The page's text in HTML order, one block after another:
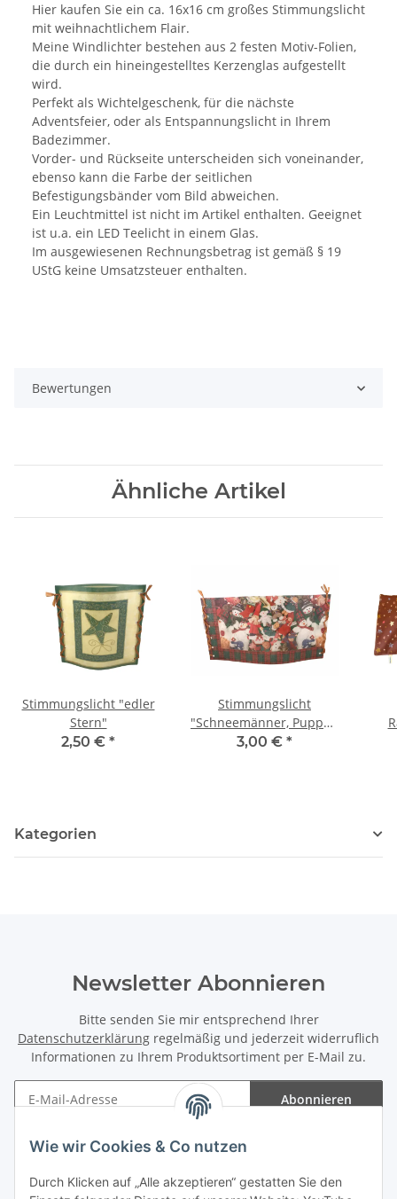
Wie wir Cookies & Co nutzen
Durch Klicken auf „Alle akzeptieren“ gestatten Sie den
Hier kaufen Sie ein ca. 16x16 cm großes Stimmungslicht
mit weihnachtlichem Flair.
Meine Windlichter bestehen aus 2 festen Motiv-Folien,
die durch ein hineingestelltes Kerzenglas aufgestellt
wird.
Perfekt als Wichtelgeschenk, für die nächste
Adventsfeier, oder als Entspannungslicht in Ihrem
Badezimmer.
Vorder- und Rückseite unterscheiden sich voneinander,
ebenso kann die Farbe der seitlichen
Befestigungsbänder vom Bild abweichen.
Ein Leuchtmittel ist nicht im Artikel enthalten. Geeignet
ist u.a. ein LED Teelicht in einem Glas.
Im ausgewiesenen Rechnungsbetrag ist gemäß § 19
UStG keine Umsatzsteuer enthalten.
Bewertungen
Ähnliche Artikel
Stimmungslicht "edler
Stern"
2,50 € *
Stimmungslicht
"Schneemänner, Puppen
und Freunde"
3,00 € *
Kategorien
Newsletter Abonnieren
Bitte senden Sie mir entsprechend Ihrer
Datenschutzerklärung regelmäßig und jederzeit widerruflich
Informationen zu Ihrem Produktsortiment per E-Mail zu.
Abonnieren